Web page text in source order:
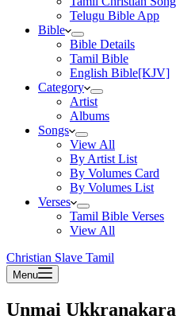
Telugu Bible App
Bible
Bible Details
Tamil Bible
English Bible[KJV]
Category
Artist
Albums
Songs
View All
By Artist List
By Volumes Card
By Volumes List
Verses
Tamil Bible Verses
View All
Christian Slave Tamil
Menu
Unmai